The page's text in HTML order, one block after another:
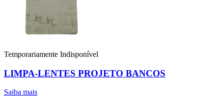
Temporariamente Indisponível
LIMPA-LENTES PROJETO BANCOS
Saiba mais